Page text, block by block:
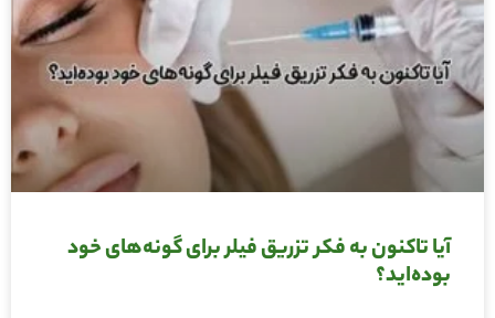
آیا تاکنون به فکر تزریق فیلر برای گونه‌های خود
بوده‌اید؟